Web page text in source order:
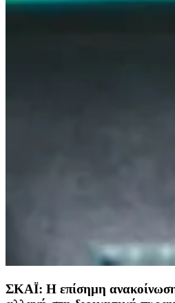
ΣΚΑΪ: Η επίσημη